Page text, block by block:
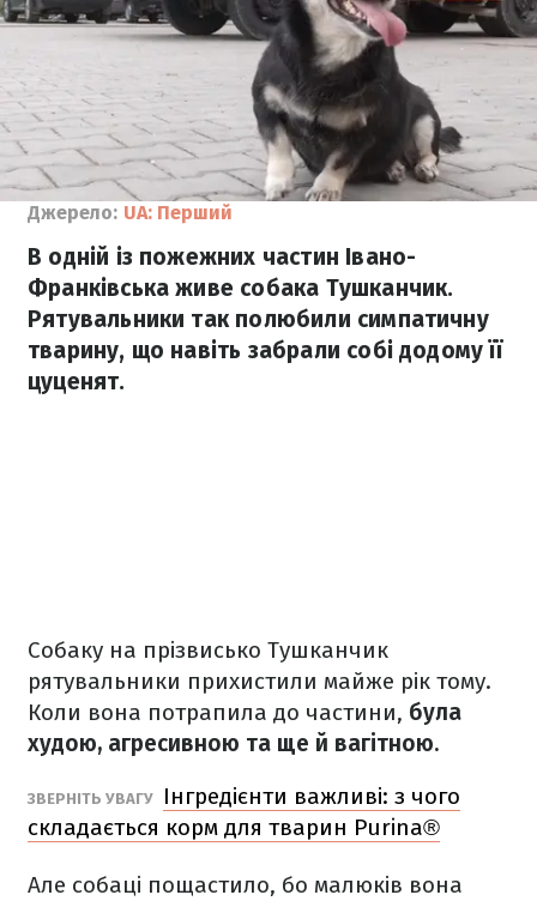
Джерело: UA: Перший
В одній із пожежних частин Івано-
Франківська живе собака Тушканчик.
Рятувальники так полюбили симпатичну
тварину, що навіть забрали собі додому її
цуценят.
Собаку на прізвисько Тушканчик
рятувальники прихистили майже рік тому.
Коли вона потрапила до частини, була
худою, агресивною та ще й вагітною.
ЗВЕРНІТЬ УВАГУ
Інгредієнти важливі: з чого
складається корм для тварин Purina®
Але собаці пощастило, бо малюків вона